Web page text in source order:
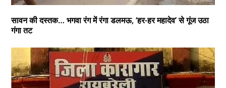
सावन की दस्तक… भगवा रंग में रंगा डलमऊ, ‘हर-हर महादेव’ से गूंज उठा
गंगा तट